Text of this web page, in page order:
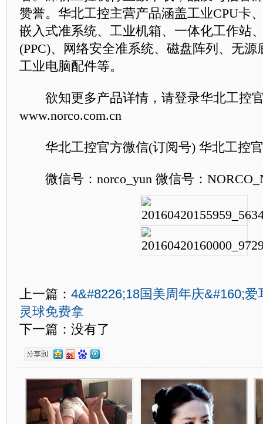
赞誉。华北工控主营产品涵盖工业CPU卡
嵌入式准系统、工业机箱、一体化工作站
(PPC)、网络安全准系统、磁盘阵列、无
工业电脑配件等。
欲知更多产品详情，请登录华北工控
www.norco.com.cn
华北工控官方微信(订阅号) 华北工控官
微信号：norco_yun 微信号：
上一篇： 4&#8226;18国美周年庆&#160;爱
灵球免费拿
下一篇：没有了